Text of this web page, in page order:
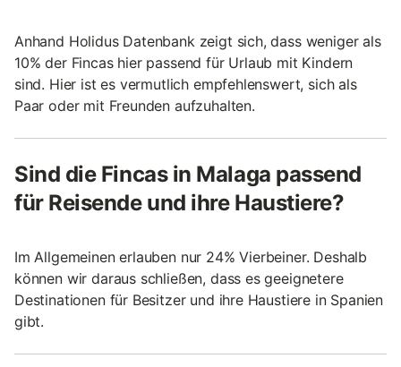
Anhand Holidus Datenbank zeigt sich, dass weniger als
10% der Fincas hier passend für Urlaub mit Kindern
sind. Hier ist es vermutlich empfehlenswert, sich als
Paar oder mit Freunden aufzuhalten.
Sind die Fincas in Malaga passend
für Reisende und ihre Haustiere?
Im Allgemeinen erlauben nur 24% Vierbeiner. Deshalb
können wir daraus schließen, dass es geeignetere
Destinationen für Besitzer und ihre Haustiere in Spanien
gibt.